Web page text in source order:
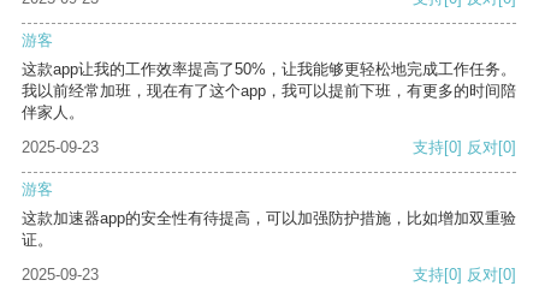
游客
这款app让我的工作效率提高了50%，让我能够更轻松地完成工作任务。
我以前经常加班，现在有了这个app，我可以提前下班，有更多的时间陪
伴家人。
2025-09-23
支持[0] 反对[0]
游客
这款加速器app的安全性有待提高，可以加强防护措施，比如增加双重验
证。
2025-09-23
支持[0] 反对[0]